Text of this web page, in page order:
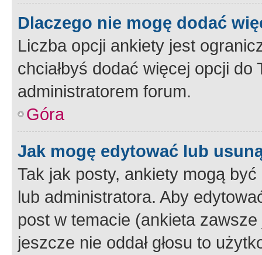
Dlaczego nie mogę dodać
Liczba opcji ankiety jest
chciałbyś dodać więcej opcji
administratorem forum.
Góra
Jak mogę edytować lub
Tak jak posty, ankiety mogą
lub administratora. Aby
post w temacie (ankieta
jeszcze nie oddał głosu to